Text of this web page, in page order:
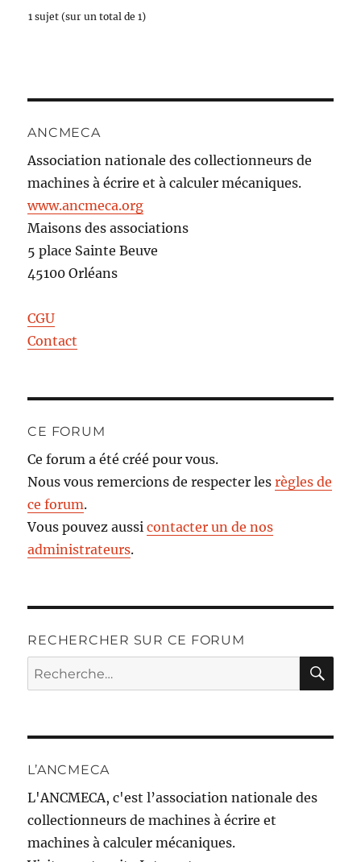
1 sujet (sur un total de 1)
ANCMECA
Association nationale des collectionneurs de
machines à écrire et à calculer mécaniques.
www.ancmeca.org
Maisons des associations
5 place Sainte Beuve
45100 Orléans
CGU
Contact
CE FORUM
Ce forum a été créé pour vous.
Nous vous remercions de respecter lesrègles de
ce forum.
Vous pouvez aussicontacter un de nos
administrateurs.
RECHERCHER SUR CE FORUM
Recherche
pour :
L’ANCMECA
L'ANCMECA, c'est l’association nationale des
collectionneurs de machines à écrire et
machines à calculer mécaniques.